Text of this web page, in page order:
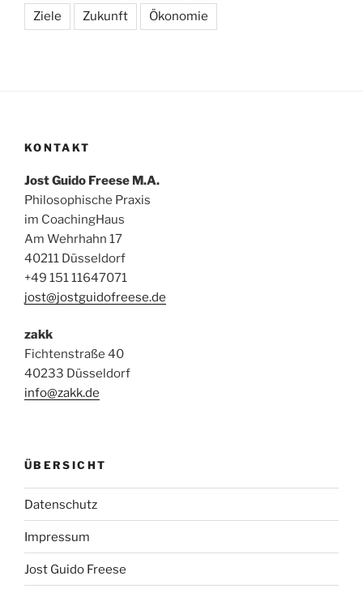
Ziele Zukunft Ökonomie
KONTAKT
Jost Guido Freese M.A.
Philosophische Praxis
im CoachingHaus
Am Wehrhahn 17
40211 Düsseldorf
+49 151 11647071
jost@jostguidofreese.de
zakk
Fichtenstraße 40
40233 Düsseldorf
info@zakk.de
ÜBERSICHT
Datenschutz
Impressum
Jost Guido Freese